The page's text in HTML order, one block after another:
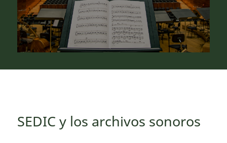
SEDIC y los archivos sonoros